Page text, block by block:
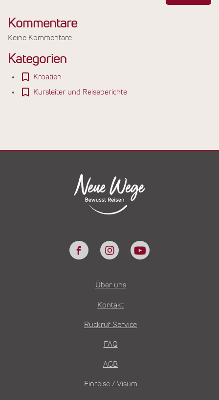
Kommentare
Keine Kommentare
Kategorien
Kroatien
Kursleiter und Reiseberichte
Über uns
Kontakt
Rückruf Service
FAQ
AGB
Einreise / Visum